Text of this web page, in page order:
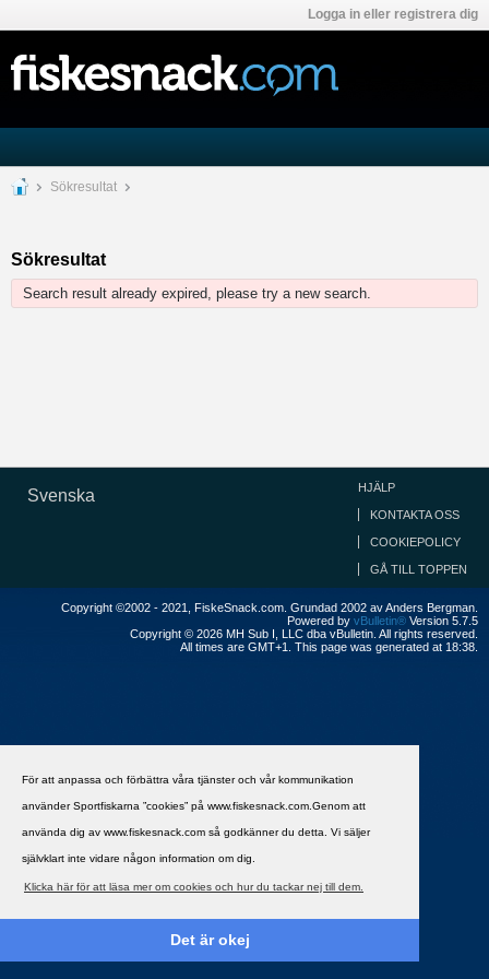
För att anpassa och förbättra våra tjänster och vår kommunikation
använder Sportfiskarna ”cookies” på www.fiskesnack.com.Genom att
använda dig av www.fiskesnack.com så godkänner du detta. Vi säljer
självklart inte vidare någon information om dig.
Klicka här för att läsa mer om cookies och hur du tackar nej till dem.
Det är okej
Logga in eller registrera dig
Sökresultat
Sökresultat
Search result already expired, please try a new search.
Svenska HJÄLP
KONTAKTA OSS
COOKIEPOLICY
GÅ TILL TOPPEN
Copyright ©2002 - 2021, FiskeSnack.com. Grundad 2002 av Anders Bergman.
Powered by vBulletin® Version 5.7.5
Copyright © 2026 MH Sub I, LLC dba vBulletin. All rights reserved.
All times are GMT+1. This page was generated at 18:38.